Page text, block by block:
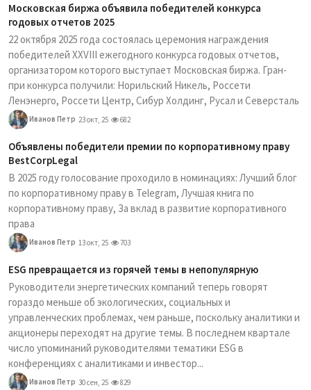
Московская биржа объявила победителей конкурса
годовых отчетов 2025
22 октября 2025 года состоялась церемония награждения
победителей XXVIII ежегодного конкурса годовых отчетов,
организатором которого выступает Московская биржа. Гран-
при конкурса получили: Норильский Никель, Россети
Ленэнерго, Россети Центр, Сибур Холдинг, Русал и Северсталь
Иванов Петр 23 окт, 25 682
Объявлены победители премии по корпоративному праву
BestCorpLegal
В 2025 году голосование проходило в номинациях: Лучший блог
по корпоративному праву в Telegram, Лучшая книга по
корпоративному праву, За вклад в развитие корпоративного
права
Иванов Петр 13 окт, 25 703
ESG превращается из горячей темы в непопулярную
Руководители энергетических компаний теперь говорят
гораздо меньше об экологических, социальных и
управленческих проблемах, чем раньше, поскольку аналитики и
акционеры переходят на другие темы. В последнем квартале
число упоминаний руководителями тематики ESG в
конференциях с аналитиками и инвестор...
Иванов Петр 30 сен, 25 829